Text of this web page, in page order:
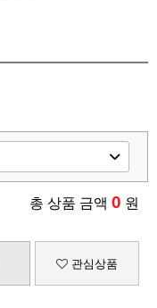
총 상품 금액 0 원
관심상품